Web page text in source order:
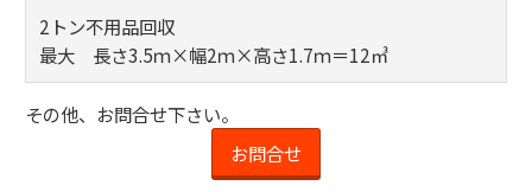
2トン不用品回収
最大 長さ3.5ｍ×幅2ｍ×高さ1.7ｍ＝12㎥
その他、お問合せ下さい。
お問合せ